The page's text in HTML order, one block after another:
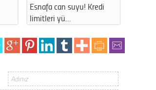
Esnafa can suyu! Kredi
limitleri yü…